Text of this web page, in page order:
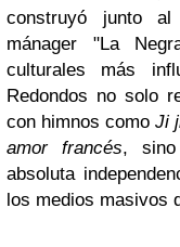
construyó junto
mánager "La
culturales más
Redondos no solo
con himnos comoJi
amor francés, sino
absoluta
los medios masivos